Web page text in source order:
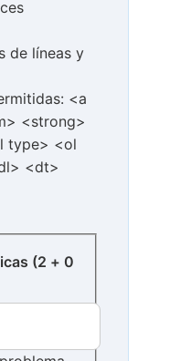
de líneas y
<a
<strong>
type> <ol
<dt>
+ 0